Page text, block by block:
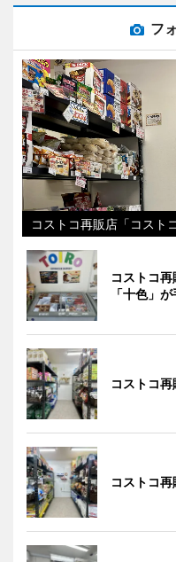
フ
コストコ再販店「コスト
コストコ
「十色」
コストコ
コストコ